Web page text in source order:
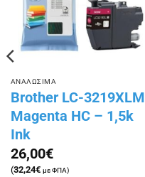
ΑΝΑΛΩΣΙΜΑ
Brother LC-3219XLM
Magenta HC – 1,5k
Ink
26,00€
(32,24€ με ΦΠΑ)